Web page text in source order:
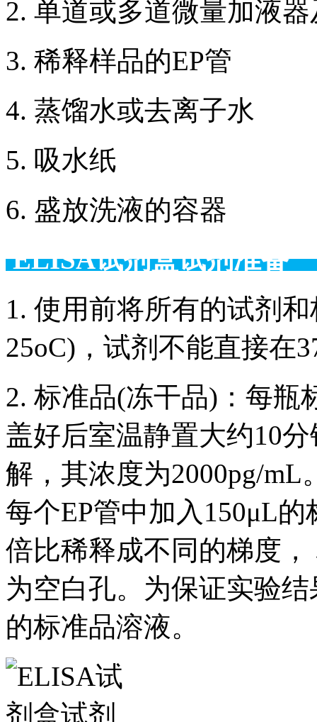
2. 单道或多道微量加液
3. 稀释样品的EP管
4. 蒸馏水或去离子水
5. 吸水纸
6. 盛放洗液的容器
ELISA试剂盒试剂准备
1. 使用前将所有的试剂
25oC)，试剂不能直接在
2. 标准品(冻干品)：每瓶
盖好后室温静置大约10
解，其浓度为2000pg/mL
每个EP管中加入150μL
倍比稀释成不同的梯度
为空白孔。为保证实验
的标准品溶液。